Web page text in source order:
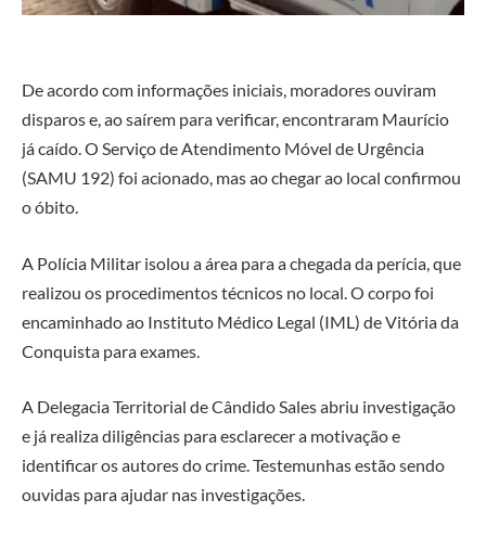
De acordo com informações iniciais, moradores ouviram
disparos e, ao saírem para verificar, encontraram Maurício
já caído. O Serviço de Atendimento Móvel de Urgência
(SAMU 192) foi acionado, mas ao chegar ao local confirmou
o óbito.
A Polícia Militar isolou a área para a chegada da perícia, que
realizou os procedimentos técnicos no local. O corpo foi
encaminhado ao Instituto Médico Legal (IML) de Vitória da
Conquista para exames.
A Delegacia Territorial de Cândido Sales abriu investigação
e já realiza diligências para esclarecer a motivação e
identificar os autores do crime. Testemunhas estão sendo
ouvidas para ajudar nas investigações.